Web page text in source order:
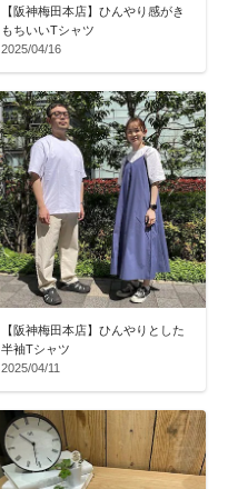
【阪神梅田本店】ひんやり感がき
もちいいTシャツ
2025/04/16
【阪神梅田本店】ひんやりとした
半袖Tシャツ
2025/04/11